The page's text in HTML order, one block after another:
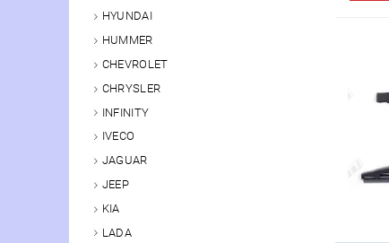
HYUNDAI
HUMMER
CHEVROLET
CHRYSLER
INFINITY
IVECO
JAGUAR
JEEP
KIA
LADA